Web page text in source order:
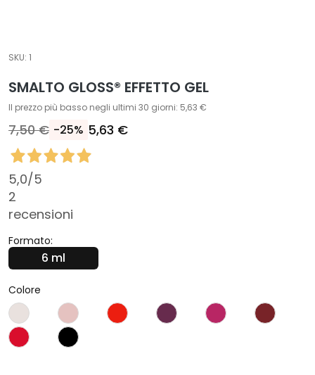
m
n
s
p
e
c
f
c
D
e
t
e
SKU: 1
SMALTO GLOSS® EFFETTO GEL
Il prezzo più basso negli ultimi 30 giorni: 5,63 €
5,63 €
7,50 € -25%
5,0/5
2
recensioni
Colore
Formato:
6 ml